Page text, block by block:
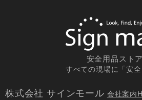
安全用品ストア
すべての現場に「安全
株式会社 サインモール 会社案内